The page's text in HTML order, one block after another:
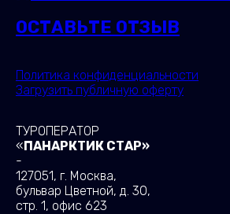
ОСТАВЬТЕ ОТЗЫВ
Политика конфиденциальности
Загрузить публичную оферту
ТУРОПЕРАТОР
«ПАНАРКТИК СТАР»
-
127051, г. Москва,
бульвар Цветной, д. 30,
стр. 1, офис 623